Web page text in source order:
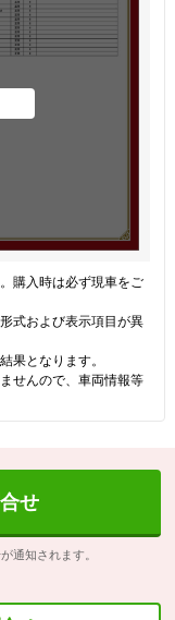
購入時は必ず現車をご
式および表示項目が異
果となります。
せんので、車両情報等
せ
通知されます。